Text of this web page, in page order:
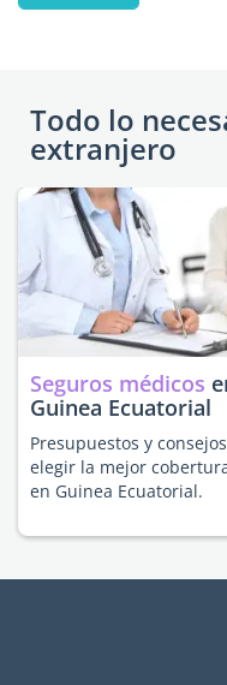
Todo lo
extranjero
Seguros médicos
Guinea Ecuatorial
Presupuestos y
elegir la mejor
en Guinea Ecuatorial.